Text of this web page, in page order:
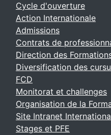
Cycle d'ouverture
Action Internationale
Admissions
Contrats de
Direction des
Diversification des
FCD
Monitorat et challenges
Organisation de la
Site Intranet
Stages et PFE